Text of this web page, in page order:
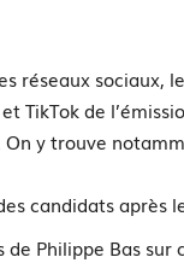
réseaux sociaux,
TikTok de
On y trouve
candidats après
de Philippe Bas sur